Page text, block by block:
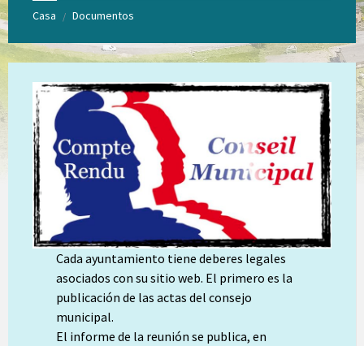
Casa / Documentos
Cada ayuntamiento tiene deberes legales
asociados con su sitio web. El primero es la
publicación de las actas del consejo
municipal.
El informe de la reunión se publica, en